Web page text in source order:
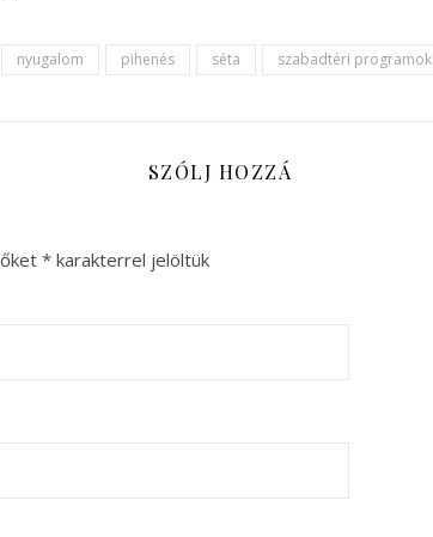
nyugalom pihenés séta szabadtéri programok
SZÓLJ HOZZÁ
* karakterrel jelöltük